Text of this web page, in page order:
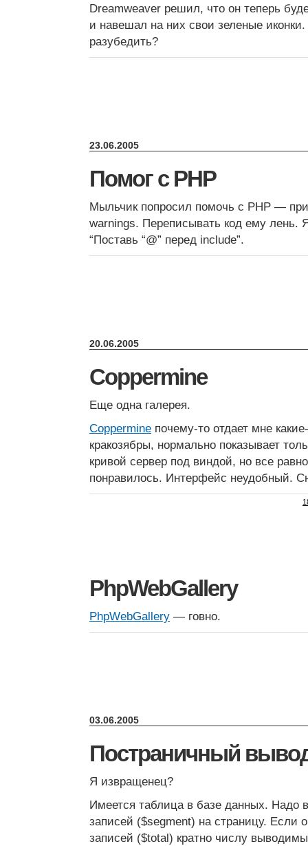
Dreamweaver решил, что он теперь
и навешал на них свои зеленые иконки.
разубедить?
23.06.2005
Помог с PHP
Мыльчик попросил помочь с PHP —
warnings. Переписывать код ему лень.
“Поставь “@” перед include”.
20.06.2005
Coppermine
Еще одна галерея.
Coppermine почему-то отдает мне
кракозябры, нормально показывает
кривой сервер под виндой, но все
понравилось. Интерфейс неудобный.
PhpWebGallery
PhpWebGallery — говно.
03.06.2005
Постраничный
Я извращенец?
Имеется таблица в базе данных. Надо
записей ($segment) на страницу. Если
записей ($total) кратно числу